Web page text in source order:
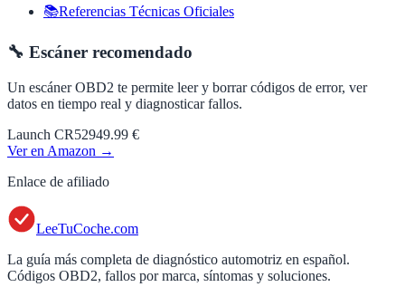
📚Referencias Técnicas Oficiales
🔧 Escáner recomendado
Un escáner OBD2 te permite leer y borrar códigos de error, ver
datos en tiempo real y diagnosticar fallos.
Launch CR52949.99 €
Ver en Amazon →
Enlace de afiliado
LeeTuCoche.com
La guía más completa de diagnóstico automotriz en español.
Códigos OBD2, fallos por marca, síntomas y soluciones.